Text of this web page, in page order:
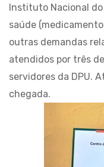
Instituto Nacional do
saúde
outras demandas
atendidos por três
servidores da DPU.
chegada.